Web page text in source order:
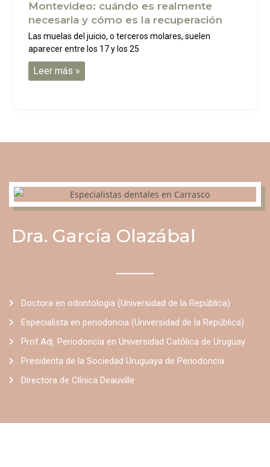
Montevideo: cuándo es realmente
necesaria y cómo es la recuperación
Las muelas del juicio, o terceros molares, suelen
aparecer entre los 17 y los 25
Leer más »
Dra. García Olazábal
Doctora en odontologia (Universidad de la República)
Especialista en periodoncia (Universidad de la República)
Prof.Adj. Periodoncia en Universidad Católica de Uruguay
Presidenta de la Sociedad Uruguaya de Periodoncia
Directora de Clínica Deauville